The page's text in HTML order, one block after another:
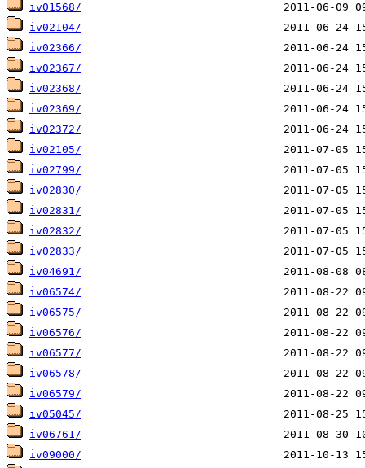
iv01568/
iv02104/
iv02366/
iv02367/
iv02368/
iv02369/
iv02372/
iv02105/
iv02799/
iv02830/
iv02831/
iv02832/
iv02833/
iv04691/
iv06574/
iv06575/
iv06576/
iv06577/
iv06578/
iv06579/
iv05045/
iv06761/
iv09000/